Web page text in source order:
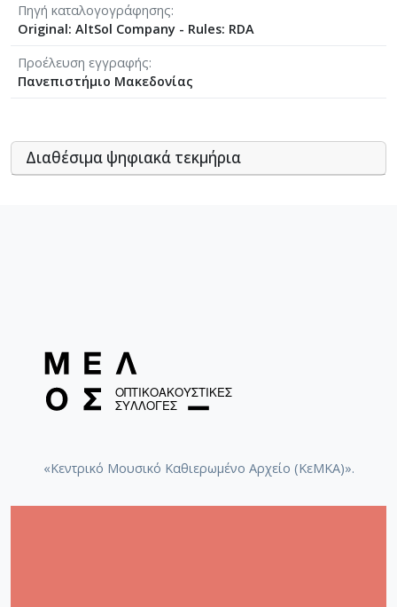
Πηγή καταλογογράφησης
Original: AltSol Company - Rules: RDA
Προέλευση εγγραφής
Πανεπιστήμιο Μακεδονίας
Διαθέσιμα ψηφιακά τεκμήρια
«Κεντρικό Μουσικό Καθιερωμένο Αρχείο (ΚεΜΚΑ)».